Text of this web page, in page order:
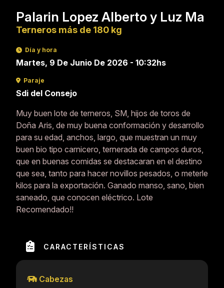
Palarin Lopez Alberto y Luz Ma
Terneros más de 180 kg
Día y hora
Martes, 9 De Junio De 2026 - 10:32hs
Paraje
Sdi del Consejo
Muy buen lote de terneros, SM, hijos de toros de
Doña Aris, de muy buena conformación y desarrollo
para su edad, anchos, largo, que muestran un muy
buen bio tipo carnicero, ternerada de campos duros,
que en buenas comidas se destacaran en el destino
que sea, tanto para hacer novillos pesados, o meterle
kilos para la exportación. Ganado manso, sano, bien
saneado, que conocen eléctrico. Lote
Recomendado!!
CARACTERÍSTICAS
Cabezas